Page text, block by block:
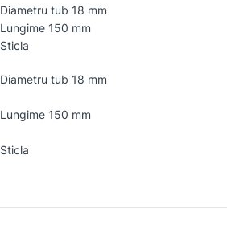
Diametru tub 18 mm
Lungime 150 mm
Sticla
Diametru tub 18 mm
Lungime 150 mm
Sticla